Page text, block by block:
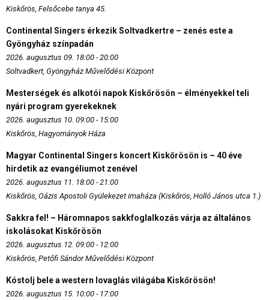
Kiskőrös, Felsőcebe tanya 45.
Continental Singers érkezik Soltvadkertre – zenés este a
Gyöngyház színpadán
2026. augusztus 09. 18:00 - 20:00
Soltvadkert, Gyöngyház Művelődési Központ
Mesterségek és alkotói napok Kiskőrösön – élményekkel teli
nyári program gyerekeknek
2026. augusztus 10. 09:00 - 15:00
Kiskőrös, Hagyományok Háza
Magyar Continental Singers koncert Kiskőrösön is – 40 éve
hirdetik az evangéliumot zenével
2026. augusztus 11. 18:00 - 21:00
Kiskőrös, Oázis Apostoli Gyülekezet imaháza (Kiskőrös, Holló János utca 1.)
Sakkra fel! – Háromnapos sakkfoglalkozás várja az általános
iskolásokat Kiskőrösön
2026. augusztus 12. 09:00 - 12:00
Kiskőrös, Petőfi Sándor Művelődési Központ
Kóstolj bele a western lovaglás világába Kiskőrösön!
2026. augusztus 15. 10:00 - 17:00